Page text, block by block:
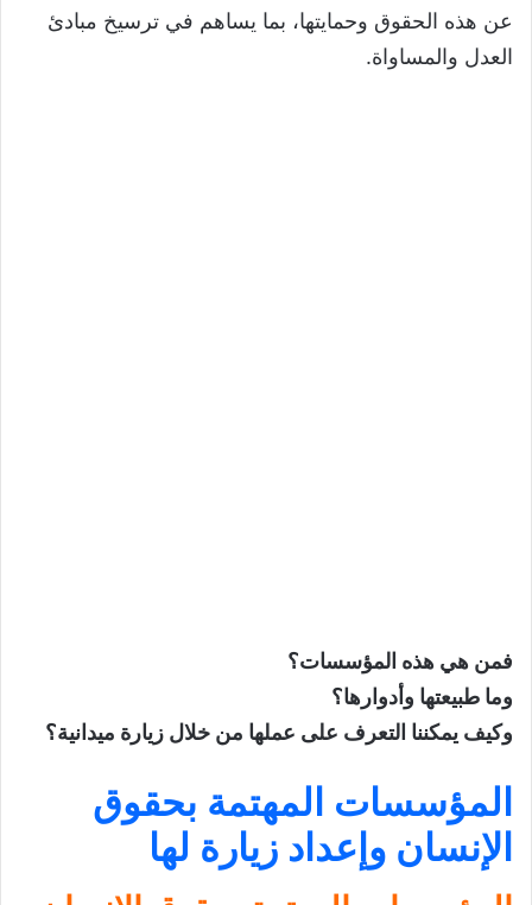
المؤسسات المهتمة بحقوق الإنسان وإعداد
زيارة لها
خاتمة
تحميل درس زيارة مؤسسة مهتمة بحقوق
الإنسان
عن هذه الحقوق وحمايتها، بما يساهم في ترسيخ مبادئ
العدل والمساواة.
فمن هي هذه المؤسسات؟
وما طبيعتها وأدوارها؟
وكيف يمكننا التعرف على عملها من خلال زيارة ميدانية؟
المؤسسات المهتمة بحقوق
الإنسان وإعداد زيارة لها